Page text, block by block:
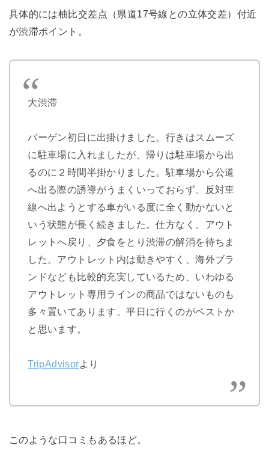
具体的には柚比交差点（県道17号線との立体交差）付近
が渋滞ポイント。
大渋滞
バーゲン初日に出掛けました。行きはスムーズ
に駐車場に入れましたが、帰りは駐車場から出
るのに２時間半掛かりました。駐車場から公道
へ出る際の誘導がうまくいっておらず、反対車
線へ出ようとする車がいる度に全く動かないと
いう状態が長く続きました。仕方なく、アウト
レットへ戻り、夕食をとり渋滞の解消を待ちま
した。アウトレット内は動きやすく、海外ブラ
ンドなども比較的充実しているため、いわゆる
アウトレット専用ラインの商品ではないものも
多々置いてあります。平日に行くのがベストか
と思います。
TripAdvisor より
このような口コミもあるほど。